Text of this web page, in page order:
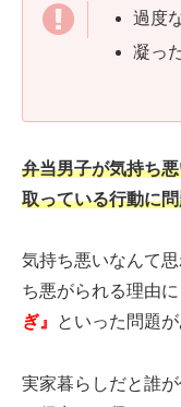
過度
凝っ
弁当男子が気持ち
取っている行動に
気持ち悪いなんて
ち悪がられる理由に
ぎ』
といった問題が
実家暮らしだと誰